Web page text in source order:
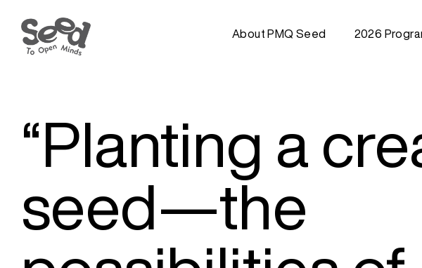
About PMQ Seed
2026
“Planting a
seed—the